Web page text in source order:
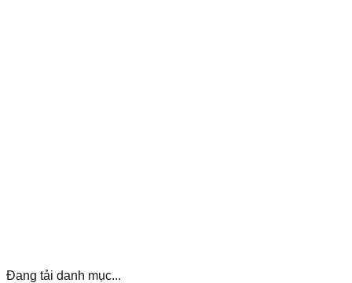
Đang tải danh mục...